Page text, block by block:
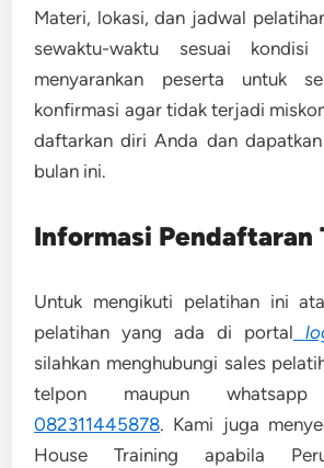
Materi, lokasi, dan jadwal
sewaktu-waktu sesuai kondisi
menyarankan peserta untuk
konfirmasi agar tidak terjadi
daftarkan diri Anda dan
bulan ini.
Informasi Pendaftaran
Untuk mengikuti pelatihan ini
pelatihan yang ada di portal
silahkan menghubungi sales
telpon maupun
082311445878. Kami juga
House Training apabila